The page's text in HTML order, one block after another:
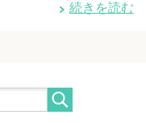
続きを読む